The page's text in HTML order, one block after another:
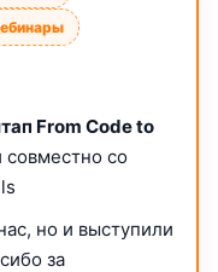
From Code to
совместно со
но и выступили
за